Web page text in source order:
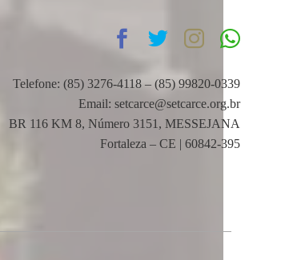
Telefone: (85) 3276-4118 – (85) 99820-0339
Email: setcarce@setcarce.org.br
BR 116 KM 8, Número 3151, MESSEJANA
Fortaleza – CE | 60842-395